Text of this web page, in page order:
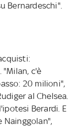
Bernardeschi".
"Milan, c'è
20 milioni",
al Chelsea.
Berardi. E
Nainggolan",